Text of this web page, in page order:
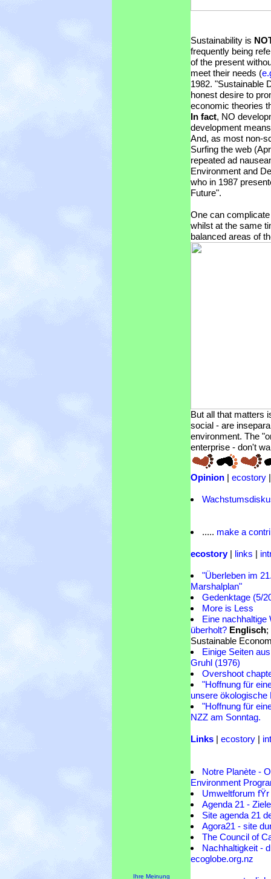
Sustainability is
frequently being
of the present
meet their needs (
1982. "Sustainable
honest desire to
economic theories
In fact, NO
development
And, as most non-
Surfing the web
repeated ad
Environment and
who in 1987
Future".
One can
whilst at the same
balanced areas of
But all that matters
social - are
environment. The
enterprise - don't
Opinion | ecostory
..... make a
ecostory| links |
"Überleben im
Marshalplan"
Gedenktage (5/
More is Less
Eine
überholt? Englisch;
Sustainable
Einige Seiten
Gruhl (1976)
Overshoot
"Hoffnung für
unsere ökologische
"Hoffnung für
NZZ am Sonntag.
Links | ecostory |
Notre Planète -
Environment
Umweltforum
Agenda 21 -
Site agenda 21
Agora21 - site
The Council of
Nachhaltigkeit -
ecoglobe.org.nz
Ihre Meinung